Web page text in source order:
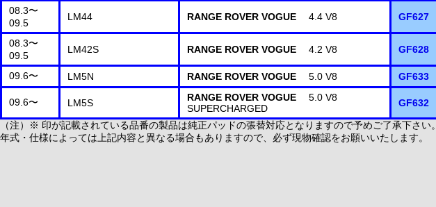
08.3〜
09.5
LM44 RANGE ROVER VOGUE 4.4 V8 GF627
08.3〜
09.5
LM42S RANGE ROVER VOGUE 4.2 V8 GF628
09.6〜 LM5N RANGE ROVER VOGUE 5.0 V8 GF633
09.6〜 LM5S RANGE ROVER VOGUE 5.0 V8
SUPERCHARGED
GF632
（注）※ 印が記載されている品番の製品は純正パッドの張替対応となりますので予めご了承下さい。
年式・仕様によっては上記内容と異なる場合もありますので、必ず現物確認をお願いいたします。